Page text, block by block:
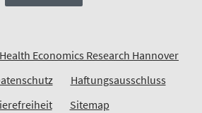
Economics Research Hannover
Haftungsausschluss
Sitemap